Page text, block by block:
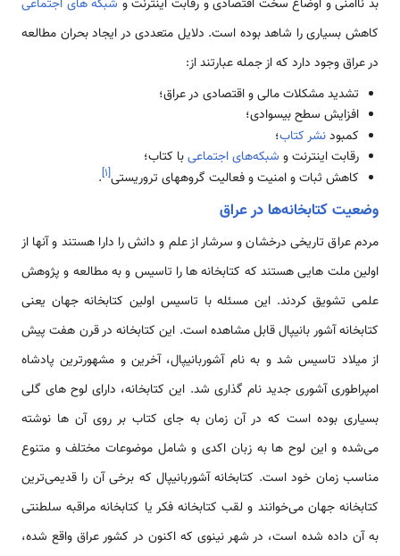
بد ناامنی و اوضاع سخت اقتصادی و رقابت اینترنت و شبکه های اجتماعی
کاهش بسیاری را شاهد بوده است. دلایل متعددی در ایجاد بحران مطالعه
در عراق وجود دارد که از جمله عبارتند از:
تشدید مشکلات مالی و اقتصادی در عراق؛
افزایش سطح بیسوادی؛
کمبودنشر کتاب؛
رقابت اینترنت و شبکه‌های اجتماعیبا کتاب؛
کاهش ثبات و امنیت و فعالیت گروههای تروریستی[۱]
.
وضعیت کتابخانه‌ها در عراق
مردم عراق تاریخی درخشان و سرشار از علم و دانش را دارا هستند و آنها از
اولین ملت هایی هستند که کتابخانه ها را تاسیس و به مطالعه و پژوهش
علمی تشویق کردند. این مسئله با تاسیس اولین کتابخانه جهان یعنی
کتابخانه آشور بانیپال قابل مشاهده است. این کتابخانه در قرن هفت پیش
از میلاد تاسیس شد و به نام آشوربانیپال، آخرین و مشهورترین پادشاه
امپراطوری آشوری جدید نام گذاری شد. این کتابخانه، دارای لوح های گلی
بسیاری بوده است که در آن زمان به جای کتاب بر روی آن ها نوشته
می‌شده و این لوح ها به زبان اکدی و شامل موضوعات مختلف و متنوع
مناسب زمان خود است. کتابخانه آشوربانیپال که برخی آن را قدیمی‌ترین
کتابخانه جهان می‌خوانند و لقب کتابخانه فکر یا کتابخانه مراقبه سلطنتی
به آن داده شده است، در شهر نینوی که اکنون در کشور عراق واقع شده،